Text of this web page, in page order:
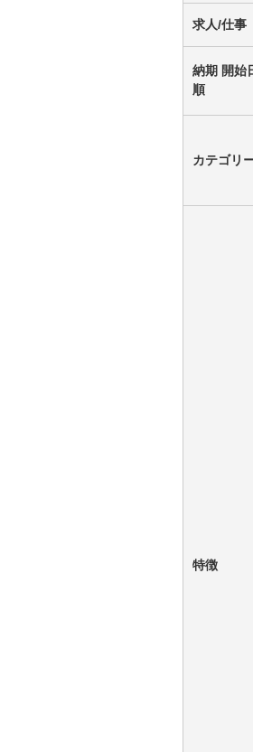
求人/仕事
納期 開始
順
カテゴリ
特徴